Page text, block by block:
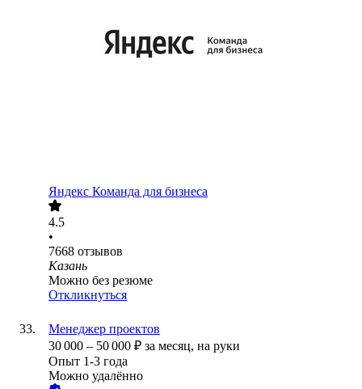
Яндекс Команда для бизнеса
4.5
•
7668 отзывов
Казань
Можно без резюме
Откликнуться
Менеджер проектов
30 000 – 50 000 ₽ за месяц, на руки
Опыт 1-3 года
Можно удалённо